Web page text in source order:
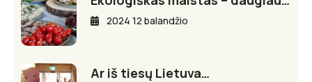
2024 12 balandžio
Ar iš tiesų Lietuva…